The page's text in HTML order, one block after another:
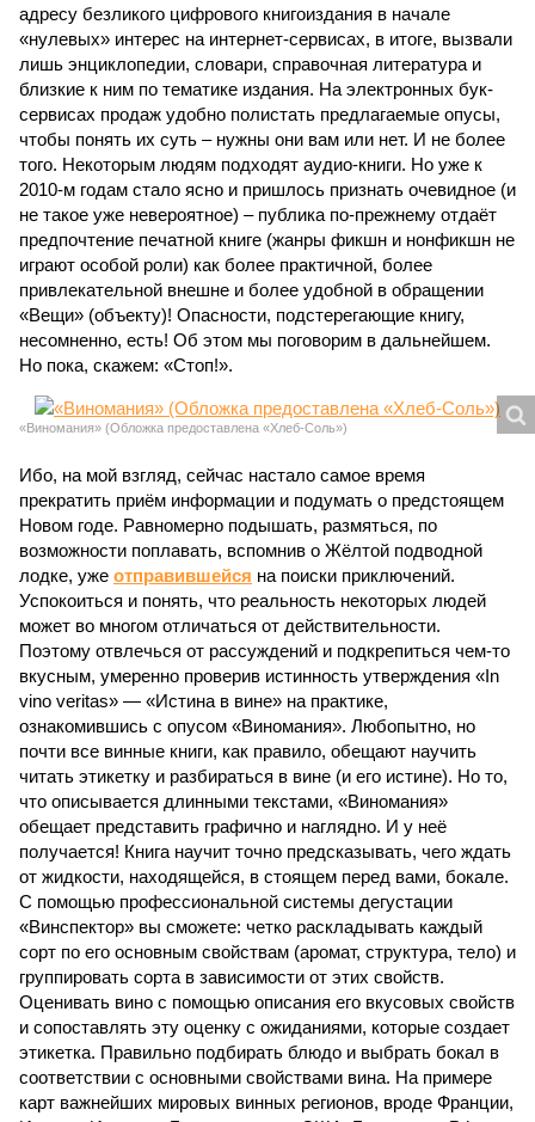
адресу безликого цифрового книгоиздания в начале
«нулевых» интерес на интернет-сервисах, в итоге, вызвали
лишь энциклопедии, словари, справочная литература и
близкие к ним по тематике издания. На электронных бук-
сервисах продаж удобно полистать предлагаемые опусы,
чтобы понять их суть – нужны они вам или нет. И не более
того. Некоторым людям подходят аудио-книги. Но уже к
2010-м годам стало ясно и пришлось признать очевидное (и
не такое уже невероятное) – публика по-прежнему отдаёт
предпочтение печатной книге (жанры фикшн и нонфикшн не
играют особой роли) как более практичной, более
привлекательной внешне и более удобной в обращении
«Вещи» (объекту)! Опасности, подстерегающие книгу,
несомненно, есть! Об этом мы поговорим в дальнейшем.
Но пока, скажем: «Стоп!».
«Виномания» (Обложка предоставлена «Хлеб-Соль»)
Ибо, на мой взгляд, сейчас настало самое время
прекратить приём информации и подумать о предстоящем
Новом годе. Равномерно подышать, размяться, по
возможности поплавать, вспомнив о Жёлтой подводной
лодке, уже отправившейся на поиски приключений.
Успокоиться и понять, что реальность некоторых людей
может во многом отличаться от действительности.
Поэтому отвлечься от рассуждений и подкрепиться чем-то
вкусным, умеренно проверив истинность утверждения «In
vino veritas» — «Истина в вине» на практике,
ознакомившись с опусом «Виномания». Любопытно, но
почти все винные книги, как правило, обещают научить
читать этикетку и разбираться в вине (и его истине). Но то,
что описывается длинными текстами, «Виномания»
обещает представить графично и наглядно. И у неё
получается! Книга научит точно предсказывать, чего ждать
от жидкости, находящейся, в стоящем перед вами, бокале.
С помощью профессиональной системы дегустации
«Винспектор» вы сможете: четко раскладывать каждый
сорт по его основным свойствам (аромат, структура, тело) и
группировать сорта в зависимости от этих свойств.
Оценивать вино с помощью описания его вкусовых свойств
и сопоставлять эту оценку с ожиданиями, которые создает
этикетка. Правильно подбирать блюдо и выбрать бокал в
соответствии с основными свойствами вина. На примере
карт важнейших мировых винных регионов, вроде Франции,